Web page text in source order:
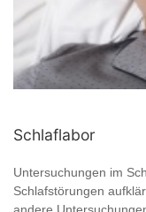
Schlaflabor
Untersuchungen im
Schlafstörungen